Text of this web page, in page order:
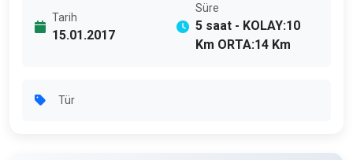
Tarih
15.01.2017
Süre
5 saat - KOLAY:10
Km ORTA:14 Km
Tür